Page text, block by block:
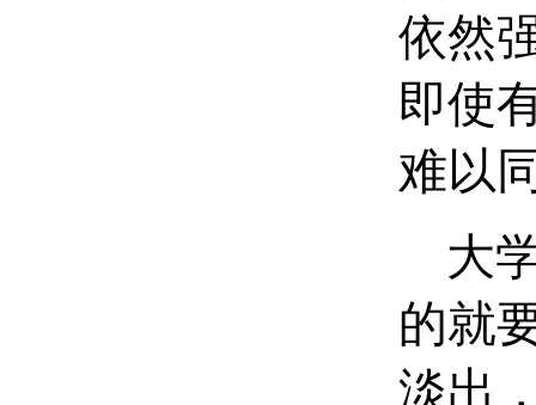
依然
即使
难以
大
的就
淡出